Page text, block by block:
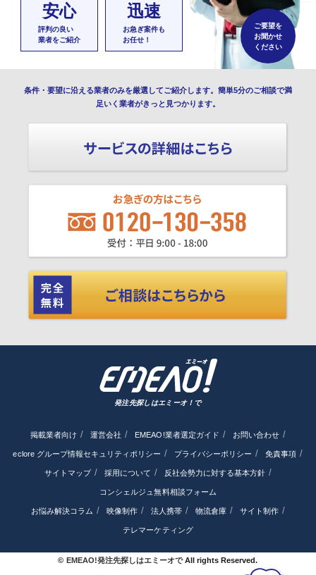
安心
評判の良い
業者をご紹介
迅速
お急ぎ案件も
お任せ！
ご要望を
お聞かせ
ください
条件・要望に沿える業者のみを厳選してご紹介します。簡単5分のご相談で満
足いく業者がきっと見つかります。
発注先探しはエミーオ！で
掲載業者向け 運営会社 EMEAO!業者選定ガイド お問い合わせ
eclore グループ情報セキュリティポリシー プライバシーポリシー 免責事項
サイトマップ 採用について 反社会勢力に対する基本方針
コンシェルジュ無料相談フォーム
お悩み解決コラム 映像制作 法人携帯 物流倉庫 サイト制作
テレマーケティング
© EMEAO!発注先探しはエミーオでAll rights Reserved.